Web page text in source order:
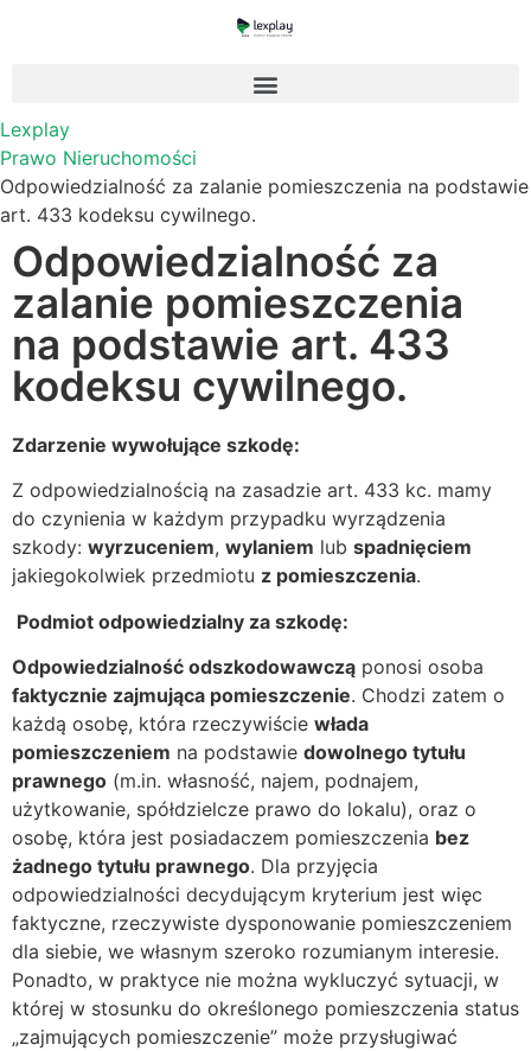
Lexplay
Prawo Nieruchomości
Odpowiedzialność za zalanie pomieszczenia na podstawie
art. 433 kodeksu cywilnego.
Odpowiedzialność za
zalanie pomieszczenia
na podstawie art. 433
kodeksu cywilnego.
Zdarzenie wywołujące szkodę:
Z odpowiedzialnością na zasadzie art. 433 kc. mamy
do czynienia w każdym przypadku wyrządzenia
szkody: wyrzuceniem, wylaniem lub spadnięciem
jakiegokolwiek przedmiotu z pomieszczenia.
Podmiot odpowiedzialny za szkodę:
Odpowiedzialność odszkodowawczą ponosi osoba
faktycznie zajmująca pomieszczenie. Chodzi zatem o
każdą osobę, która rzeczywiście włada
pomieszczeniem na podstawie dowolnego tytułu
prawnego (m.in. własność, najem, podnajem,
użytkowanie, spółdzielcze prawo do lokalu), oraz o
osobę, która jest posiadaczem pomieszczenia bez
żadnego tytułu prawnego. Dla przyjęcia
odpowiedzialności decydującym kryterium jest więc
faktyczne, rzeczywiste dysponowanie pomieszczeniem
dla siebie, we własnym szeroko rozumianym interesie.
Ponadto, w praktyce nie można wykluczyć sytuacji, w
której w stosunku do określonego pomieszczenia status
„zajmujących pomieszczenie” może przysługiwać